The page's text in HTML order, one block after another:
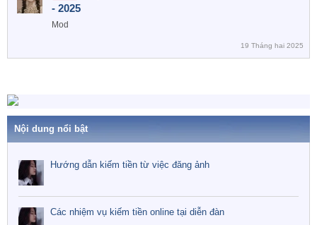
- 2025
Mod
19 Tháng hai 2025
Nội dung nổi bật
Hướng dẫn kiếm tiền từ việc đăng ảnh
Các nhiệm vụ kiếm tiền online tại diễn đàn